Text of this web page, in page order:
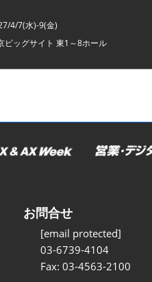
4/7(水)-9(金)
ビッグサイト 東1～8ホール
お問合せ
[email protected]
03-6739-4104
Fax: 03-4563-2100